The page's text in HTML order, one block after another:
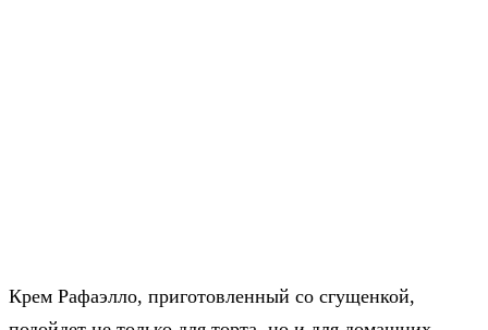
Крем Рафаэлло, приготовленный со сгущенкой,